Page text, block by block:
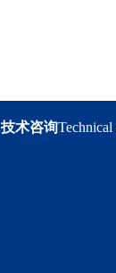
技术咨询